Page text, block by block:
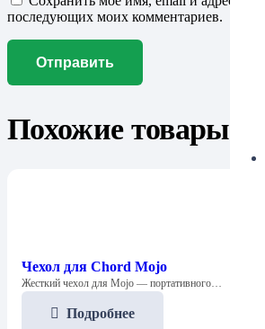
последующих моих комментариев.
Похожие товары
Чехол для Chord Mojo
Жесткий чехол для Mojo — портативного…
Подробнее